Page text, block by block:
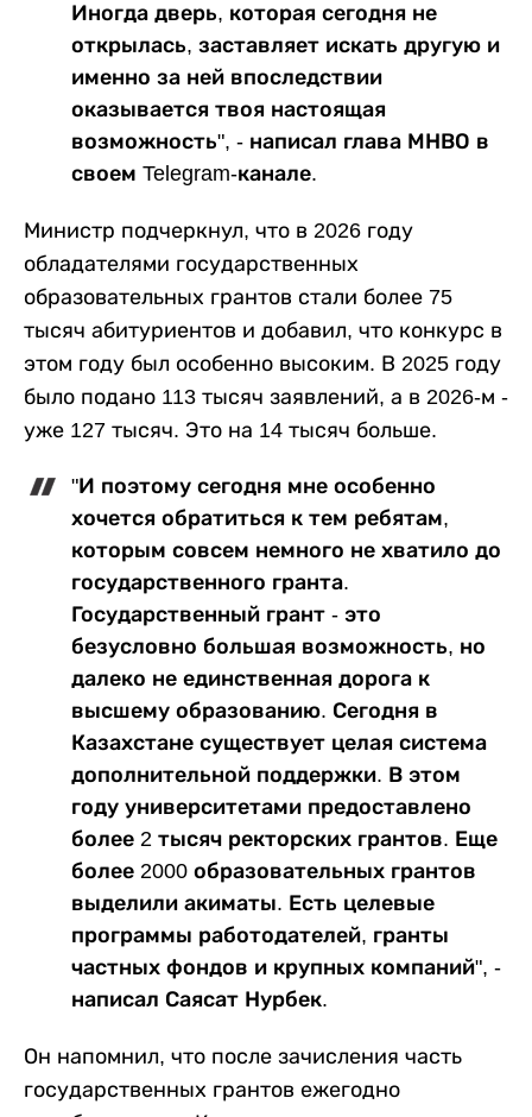
Иногда дверь, которая сегодня не
открылась, заставляет искать другую и
именно за ней впоследствии
оказывается твоя настоящая
возможность", - написал глава МНВО в
своем Telegram-канале.
Министр подчеркнул, что в 2026 году
обладателями государственных
образовательных грантов стали более 75
тысяч абитуриентов и добавил, что конкурс в
этом году был особенно высоким. В 2025 году
было подано 113 тысяч заявлений, а в 2026-м -
уже 127 тысяч. Это на 14 тысяч больше.
"И поэтому сегодня мне особенно
хочется обратиться к тем ребятам,
которым совсем немного не хватило до
государственного гранта.
Государственный грант - это
безусловно большая возможность, но
далеко не единственная дорога к
высшему образованию. Сегодня в
Казахстане существует целая система
дополнительной поддержки. В этом
году университетами предоставлено
более 2 тысяч ректорских грантов. Еще
более 2000 образовательных грантов
выделили акиматы. Есть целевые
программы работодателей, гранты
частных фондов и крупных компаний", -
написал Саясат Нурбек.
Он напомнил, что после зачисления часть
государственных грантов ежегодно